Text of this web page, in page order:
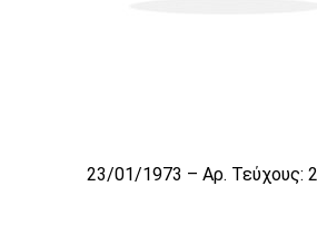
23/01/1973 – Αρ. Τεύχους: